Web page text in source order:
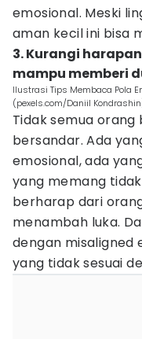
emosional. Meski
aman kecil ini bisa
3. Kurangi
mampu memberi
Ilustrasi Tips Membaca Pola
(pexels.com/Daniil
Tidak semua
bersandar. Ada
emosional, ada
yang memang
berharap dari
menambah luka.
dengan misaligned
yang tidak sesuai